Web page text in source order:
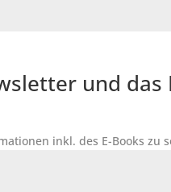
und das
inkl. des E-Books zu